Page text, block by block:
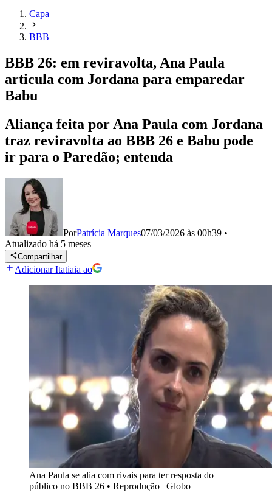
Capa
BBB
BBB 26: em reviravolta, Ana Paula
articula com Jordana para emparedar
Babu
Aliança feita por Ana Paula com Jordana
traz reviravolta ao BBB 26 e Babu pode
ir para o Paredão; entenda
PorPatrícia Marques07/03/2026 às 00h39 •
Atualizado há 5 meses
Compartilhar
Adicionar Itatiaia ao
Ana Paula se alia com rivais para ter resposta do
público no BBB 26 • Reprodução | Globo